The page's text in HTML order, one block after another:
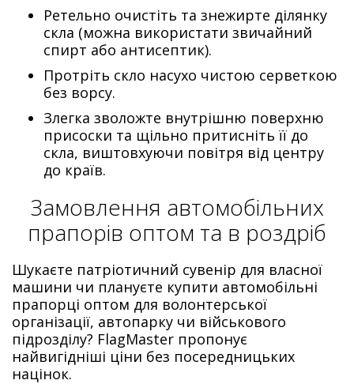
Ретельно очистіть та знежирте ділянку
скла (можна використати звичайний
спирт або антисептик).
Протріть скло насухо чистою серветкою
без ворсу.
Злегка зволожте внутрішню поверхню
присоски та щільно притисніть її до
скла, виштовхуючи повітря від центру
до країв.
Замовлення автомобільних
прапорів оптом та в роздріб
Шукаєте патріотичний сувенір для власної
машини чи плануєте купити автомобільні
прапорці оптом для волонтерської
організації, автопарку чи військового
підрозділу? FlagMaster пропонує
найвигідніші ціни без посередницьких
націнок.